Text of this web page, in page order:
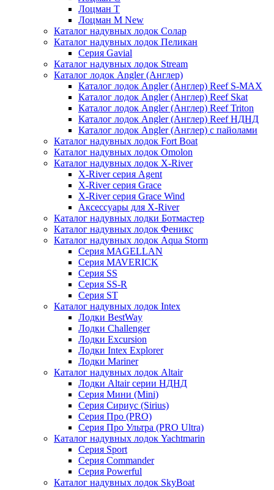
Лоцман Т
Лоцман М New
Каталог надувных лодок Солар
Каталог надувных лодок Пеликан
Серия Gavial
Каталог надувных лодок Stream
Каталог лодок Angler (Англер)
Каталог лодок Angler (Англер) Reef S-MAX
Каталог лодок Angler (Англер) Reef Skat
Каталог лодок Angler (Англер) Reef Triton
Каталог лодок Angler (Англер) Reef НДНД
Каталог лодок Angler (Англер) с пайолами
Каталог надувных лодок Fort Boat
Каталог надувных лодок Omolon
Каталог надувных лодок X-River
X-River серия Agent
X-River серия Grace
X-River серия Grace Wind
Аксессуары для X-River
Каталог надувных лодки Ботмастер
Каталог надувных лодок Феникc
Каталог надувных лодок Aqua Storm
Серия MAGELLAN
Серия MAVERICK
Серия SS
Серия SS-R
Серия ST
Каталог надувных лодок Intex
Лодки BestWay
Лодки Challenger
Лодки Excursion
Лодки Intex Explorer
Лодки Mariner
Каталог надувных лодок Altair
Лодки Altair серии НДНД
Серия Мини (Mini)
Серия Сириус (Sirius)
Серия Про (PRO)
Серия Про Ультра (PRO Ultra)
Каталог надувных лодок Yachtmarin
Серия Sport
Серия Commander
Серия Powerful
Каталог надувных лодок SkyBoat